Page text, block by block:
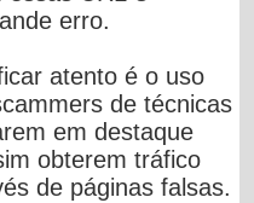
erro.
atento é o uso
de técnicas
em destaque
obterem tráfico
de páginas falsas.